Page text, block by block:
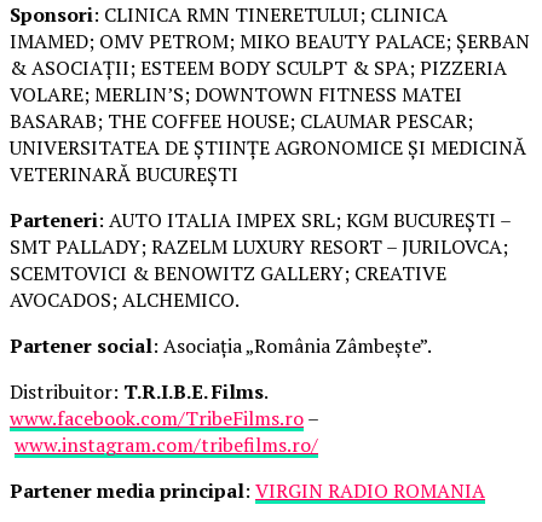
Sponsori: CLINICA RMN TINERETULUI; CLINICA
IMAMED; OMV PETROM; MIKO BEAUTY PALACE; ȘERBAN
& ASOCIAȚII; ESTEEM BODY SCULPT & SPA; PIZZERIA
VOLARE; MERLIN’S; DOWNTOWN FITNESS MATEI
BASARAB; THE COFFEE HOUSE; CLAUMAR PESCAR;
UNIVERSITATEA DE ȘTIINȚE AGRONOMICE ȘI MEDICINĂ
VETERINARĂ BUCUREȘTI
Parteneri: AUTO ITALIA IMPEX SRL; KGM BUCUREȘTI –
SMT PALLADY; RAZELM LUXURY RESORT – JURILOVCA;
SCEMTOVICI & BENOWITZ GALLERY; CREATIVE
AVOCADOS; ALCHEMICO.
Partener social: Asociația „România Zâmbește”.
Distribuitor: T.R.I.B.E. Films.
www.facebook.com/TribeFilms.ro–
www.instagram.com/tribefilms.ro/
Partener media principal: VIRGIN RADIO ROMANIA